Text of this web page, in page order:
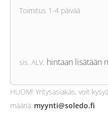
Toimitus 1-4 päivää
sis. ALV, hintaan lisätään
HUOM! Yritysasiakas, voit
määriä::myynti@soledo.fi